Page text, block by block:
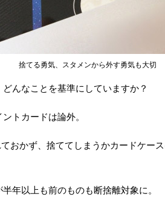
捨てる勇気、スタメンから外す勇気も大切
んなことを基準にしていますか？
トカードは論外。
おかず、捨ててしまうかカードケー
年以上も前のものも断捨離対象に。